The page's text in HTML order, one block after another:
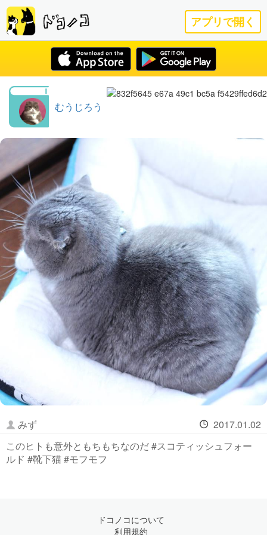
アプリで開く
むうじろう
みず
2017.01.02
このヒトも意外ともちもちなのだ #スコティッシュフォー
ルド #靴下猫 #モフモフ
ドコノコについて
利用規約